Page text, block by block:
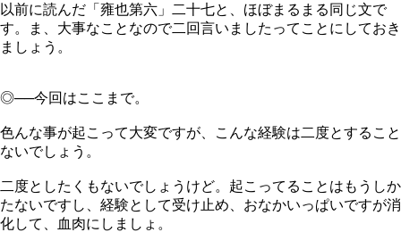
以前に読んだ「雍也第六」二十七と、ほぼまるまる同じ文で
す。ま、大事なことなので二回言いましたってことにしておき
ましょう。
◎──今回はここまで。
色んな事が起こって大変ですが、こんな経験は二度とすること
ないでしょう。
二度としたくもないでしょうけど。起こってることはもうしか
たないですし、経験として受け止め、おなかいっぱいですが消
化して、血肉にしましょ。